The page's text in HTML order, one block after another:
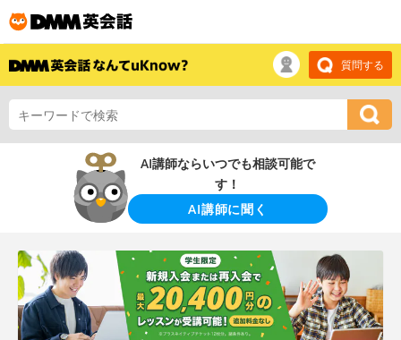
質問する
AI講師ならいつでも相談可能で
す！
AI講師に聞く